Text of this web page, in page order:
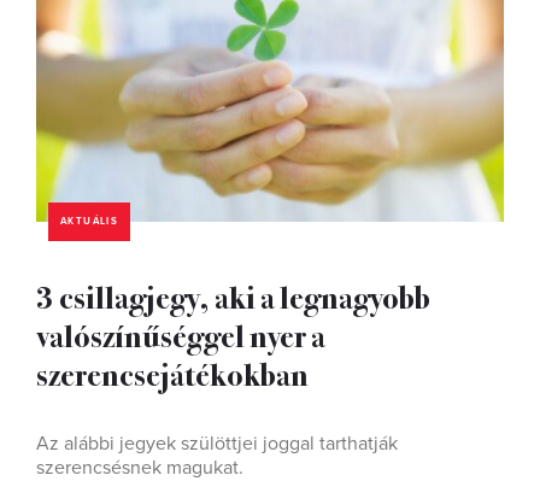
AKTUÁLIS
3 csillagjegy, aki a legnagyobb
valószínűséggel nyer a
szerencsejátékokban
Az alábbi jegyek szülöttjei joggal tarthatják
szerencsésnek magukat.